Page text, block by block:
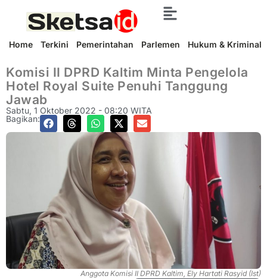
Home Terkini Pemerintahan Parlemen Hukum & Kriminal
Komisi II DPRD Kaltim Minta Pengelola
Hotel Royal Suite Penuhi Tanggung
Jawab
Sabtu, 1 Oktober 2022 - 08:20 WITA
Bagikan:
Anggota Komisi II DPRD Kaltim, Ely Hartati Rasyid (Ist)